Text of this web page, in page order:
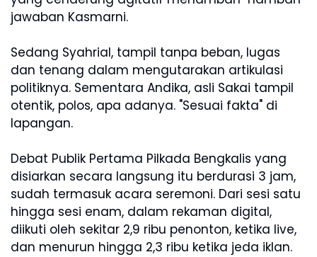
jawaban Kasmarni.
Sedang Syahrial, tampil tanpa beban, lugas
dan tenang dalam mengutarakan artikulasi
politiknya. Sementara Andika, asli Sakai tampil
otentik, polos, apa adanya. "Sesuai fakta" di
lapangan.
Debat Publik Pertama Pilkada Bengkalis yang
disiarkan secara langsung itu berdurasi 3 jam,
sudah termasuk acara seremoni. Dari sesi satu
hingga sesi enam, dalam rekaman digital,
diikuti oleh sekitar 2,9 ribu penonton, ketika live,
dan menurun hingga 2,3 ribu ketika jeda iklan.